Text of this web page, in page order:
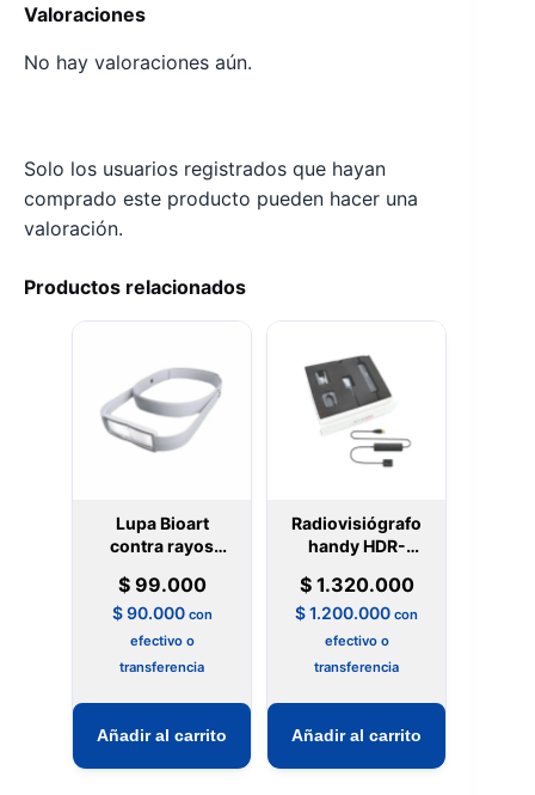
Valoraciones
No hay valoraciones aún.
Solo los usuarios registrados que hayan
comprado este producto pueden hacer una
valoración.
Productos relacionados
Lupa Bioart
contra rayos
$99.000
$90.000 con
efectivo o
transferencia
Añadir al carrito
Radiovisiógrafo
handy HDR-
$1.320.000
$1.200.000 con
efectivo o
transferencia
Añadir al carrito